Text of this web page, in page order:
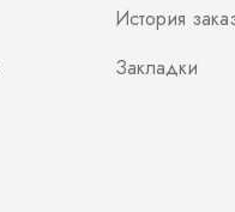
История
Закладки